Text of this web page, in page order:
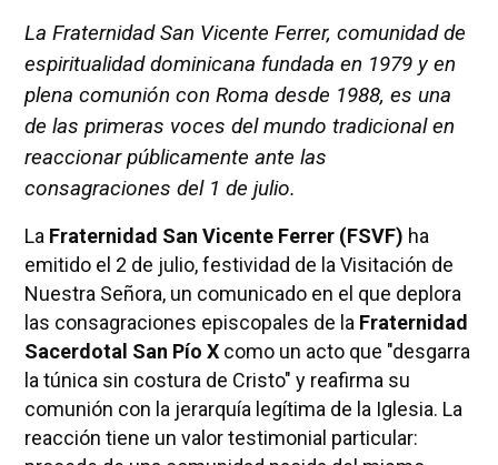
La Fraternidad San Vicente Ferrer, comunidad de
espiritualidad dominicana fundada en 1979 y en
plena comunión con Roma desde 1988, es una
de las primeras voces del mundo tradicional en
reaccionar públicamente ante las
consagraciones del 1 de julio.
La Fraternidad San Vicente Ferrer (FSVF) ha
emitido el 2 de julio, festividad de la Visitación de
Nuestra Señora, un comunicado en el que deplora
las consagraciones episcopales de la Fraternidad
Sacerdotal San Pío Xcomo un acto que "desgarra
la túnica sin costura de Cristo" y reafirma su
comunión con la jerarquía legítima de la Iglesia. La
reacción tiene un valor testimonial particular: